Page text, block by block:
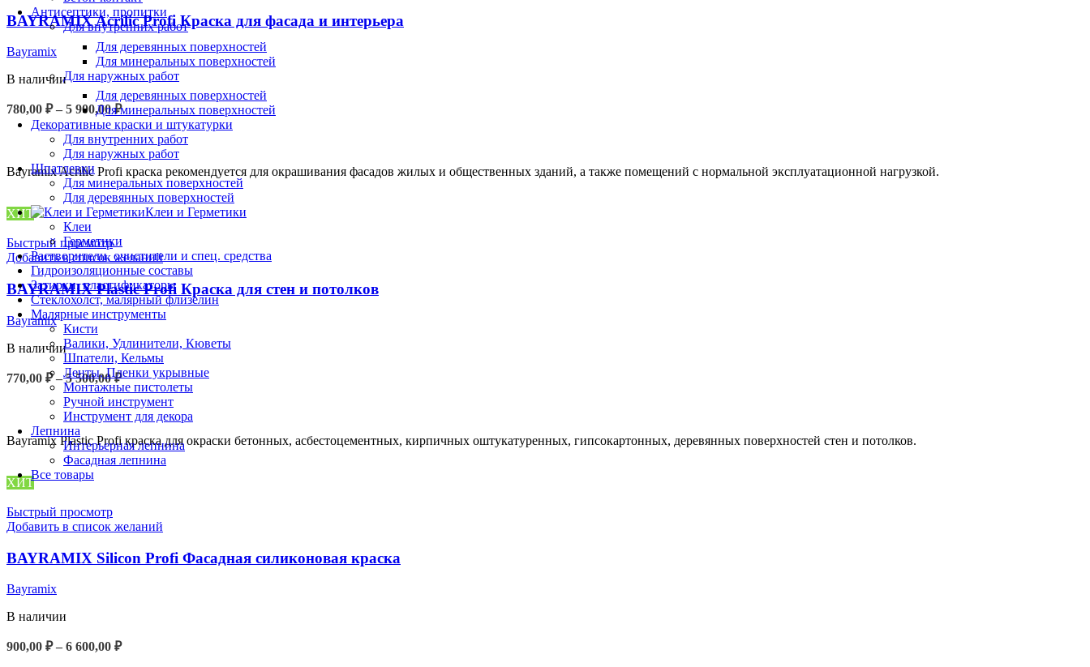
Антисептики, пропитки
Для внутренних работ
Для деревянных поверхностей
Для минеральных поверхностей
Для наружных работ
Для деревянных поверхностей
Для минеральных поверхностей
Декоративные краски и штукатурки
Для внутренних работ
Для наружных работ
Шпатлевки
Для минеральных поверхностей
Для деревянных поверхностей
Клеи и Герметики
Клеи
Герметики
Растворители, очистители и спец. средства
Гидроизоляционные составы
Затирки, пластификаторы
Стеклохолст, малярный флизелин
Малярные инструменты
Кисти
Валики, Удлинители, Кюветы
Шпатели, Кельмы
Ленты, Пленки укрывные
Монтажные пистолеты
Ручной инструмент
Инструмент для декора
Лепнина
Интерьерная лепнина
Фасадная лепнина
Все товары
BAYRAMIX Acrilic Profi Краска для фасада и интерьера
Bayramix
В наличии
780,00 ₽ – 5 900,00₽Диапазон
цен:
780,00 ₽
–
5
900,00 ₽
ВЫБЕРИТЕ ПАРАМЕТРЫ
Bayramix Acrilic Profi краска рекомендуется для окрашивания фасадов жилых и общественных зданий, а также помещений с нормальной эксплуатационной нагрузкой.
ХИТ
Быстрый просмотр
Добавить в список желаний
BAYRAMIX Plastic Profi Краска для стен и потолков
Bayramix
В наличии
770,00 ₽ – 5 500,00₽Диапазон
цен:
770,00 ₽
–
5
500,00 ₽
ВЫБЕРИТЕ ПАРАМЕТРЫ
Bayramix Plastic Profi краска для окраски бетонных, асбестоцементных, кирпичных оштукатуренных, гипсокартонных, деревянных поверхностей стен и потолков.
ХИТ
Быстрый просмотр
Добавить в список желаний
BAYRAMIX Silicon Profi Фасадная силиконовая краска
Bayramix
В наличии
900,00 ₽ – 6 600,00 ₽Диапазон